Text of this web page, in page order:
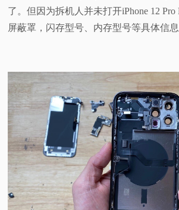
了。但因为拆机人并未打开iPhone 12
屏蔽罩，闪存型号、内存型号等具体信息